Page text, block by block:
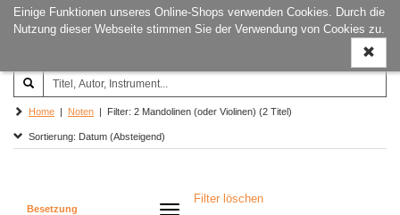
Einige Funktionen unseres Online-Shops verwenden Cookies. Durch die
Nutzung dieser Webseite stimmen Sie der Verwendung von Cookies zu.
ein-/
Joachim‐Trekel‐Musikverlag,
Hamburg
Home | Noten | Filter: 2 Mandolinen (oder Violinen) (2 Titel)
Sortierung: Datum (Absteigend)
Besetzung
Filter löschen